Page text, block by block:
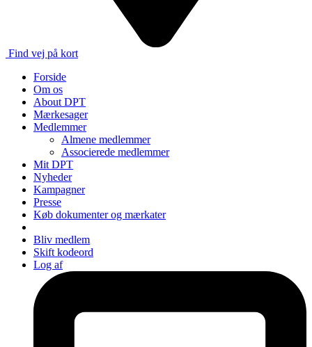
Find vej på kort
Forside
Om os
About DPT
Mærkesager
Medlemmer
Almene medlemmer
Associerede medlemmer
Mit DPT
Nyheder
Kampagner
Presse
Køb dokumenter og mærkater
Bliv medlem
Skift kodeord
Log af